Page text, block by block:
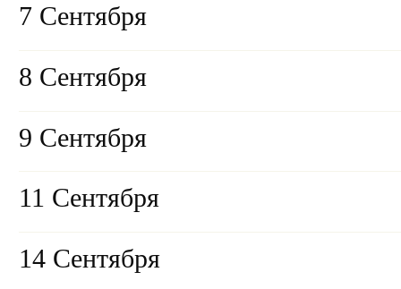
7 Сентября
8 Сентября
9 Сентября
11 Сентября
14 Сентября